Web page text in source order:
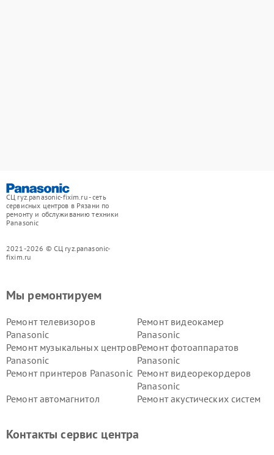
СЦ ryz.panasonic-fixim.ru - сеть
сервисных центров в Рязани по
ремонту и обслуживанию техники
Panasonic
2021-2026 © СЦ ryz.panasonic-
fixim.ru
Мы ремонтируем
Ремонт телевизоров
Panasonic
Ремонт видеокамер
Panasonic
Ремонт музыкальных центров
Panasonic
Ремонт фотоаппаратов
Panasonic
Ремонт принтеров Panasonic Ремонт видеорекордеров
Panasonic
Ремонт автомагнитол
Ремонт акустических систем
панелей Panasonic
Контакты сервис центра